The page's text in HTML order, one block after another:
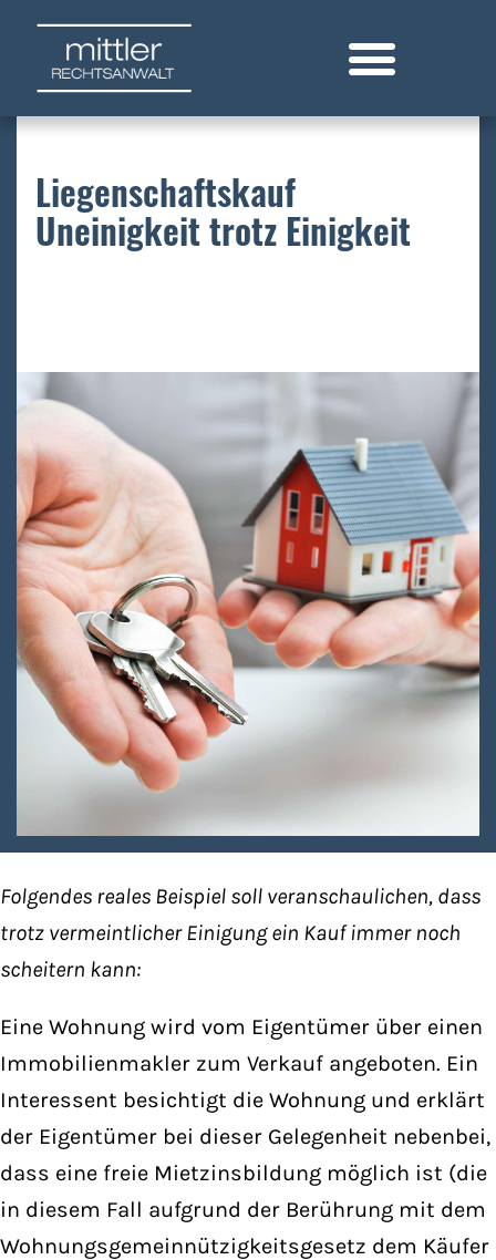
Zum
springen
Liegenschaftskauf
Uneinigkeit trotz Einigkeit
Folgendes reales Beispiel soll veranschaulichen, dass
trotz vermeintlicher Einigung ein Kauf immer noch
scheitern kann:
Eine Wohnung wird vom Eigentümer über einen
Immobilienmakler zum Verkauf angeboten. Ein
Interessent besichtigt die Wohnung und erklärt
der Eigentümer bei dieser Gelegenheit nebenbei,
dass eine freie Mietzinsbildung möglich ist (die
in diesem Fall aufgrund der Berührung mit dem
Wohnungsgemeinnützigkeitsgesetz dem Käufer